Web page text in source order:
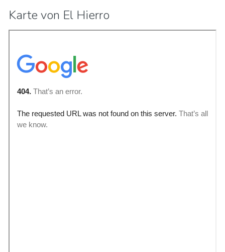
Karte von El Hierro